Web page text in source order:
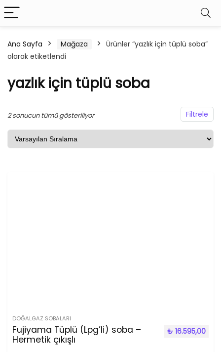
Ana Sayfa Mağaza
Ürünler “yazlık için tüplü soba”
olarak etiketlendi
yazlık için tüplü soba
Filtrele
2 sonucun tümü gösteriliyor
DOĞALGAZ SOBALARI
Fujiyama Tüplü (Lpg’li) soba –
Hermetik çıkışlı
₺ 16.595,00